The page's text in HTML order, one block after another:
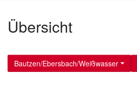
Übersicht
Bautzen/Ebersbach/Weißwasser